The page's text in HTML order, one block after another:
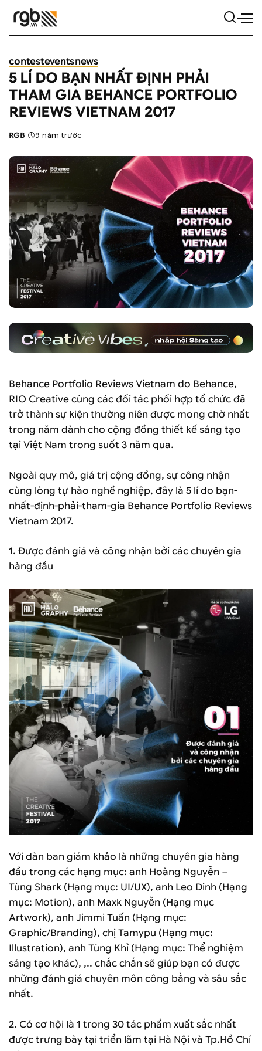
contesteventsnews
5 LÍ DO BẠN NHẤT ĐỊNH PHẢI
THAM GIA BEHANCE PORTFOLIO
REVIEWS VIETNAM 2017
Posted
RGB 9 năm trước
Behance Portfolio Reviews Vietnam do Behance,
RIO Creative cùng các đối tác phối hợp tổ chức đã
trở thành sự kiện thường niên được mong chờ nhất
trong năm dành cho cộng đồng thiết kế sáng tạo
tại Việt Nam trong suốt 3 năm qua.
Ngoài quy mô, giá trị cộng đồng, sự công nhận
cùng lòng tự hào nghề nghiệp, đây là 5 lí do bạn-
nhất-định-phải-tham-gia Behance Portfolio Reviews
Vietnam 2017.
1. Được đánh giá và công nhận bởi các chuyên gia
hàng đầu
Với dàn ban giám khảo là những chuyên gia hàng
đầu trong các hạng mục: anh Hoàng Nguyễn –
Tùng Shark (Hạng mục: UI/UX), anh Leo Dinh (Hạng
mục: Motion), anh Maxk Nguyễn (Hạng mục
Artwork), anh Jimmi Tuấn (Hạng mục:
Graphic/Branding), chị Tamypu (Hạng mục:
Illustration), anh Tùng Khỉ (Hạng mục: Thể nghiệm
sáng tạo khác), ,.. chắc chắn sẽ giúp bạn có được
những đánh giá chuyên môn công bằng và sâu sắc
nhất.
2. Có cơ hội là 1 trong 30 tác phẩm xuất sắc nhất
được trưng bày tại triển lãm tại Hà Nội và Tp.Hồ Chí